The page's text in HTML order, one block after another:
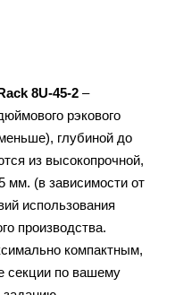
8U-45-2 –
рэкового
глубиной до
из высокопрочной,
мм. (в зависимости от
использования
производства.
компактным,
секции по вашему